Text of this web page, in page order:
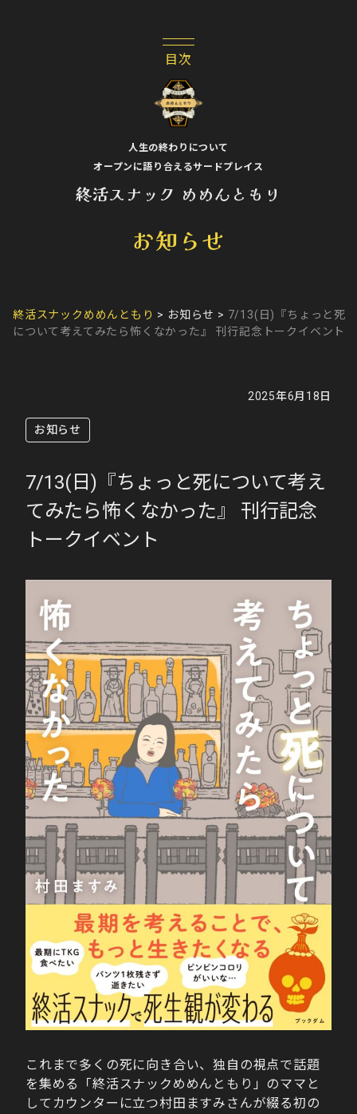
人生の終わりについて
オープンに語り合えるサードプレイス
終活スナック めめんともり
お知らせ
終活スナックめめんともり > お知らせ > 7/13(日)『ちょっと死
について考えてみたら怖くなかった』 刊行記念トークイベント
2025年6月18日
お知らせ
7/13(日)『ちょっと死について考え
てみたら怖くなかった』 刊行記念
トークイベント
これまで多くの死に向き合い、独自の視点で話題
を集める「終活スナックめめんともり」のママと
してカウンターに立つ村田ますみさんが綴る初の